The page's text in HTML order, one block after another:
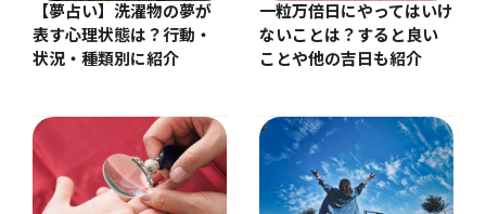
【夢占い】洗濯物の夢が
表す心理状態は？行動・
状況・種類別に紹介
一粒万倍日にやってはいけ
ないことは？すると良い
ことや他の吉日も紹介